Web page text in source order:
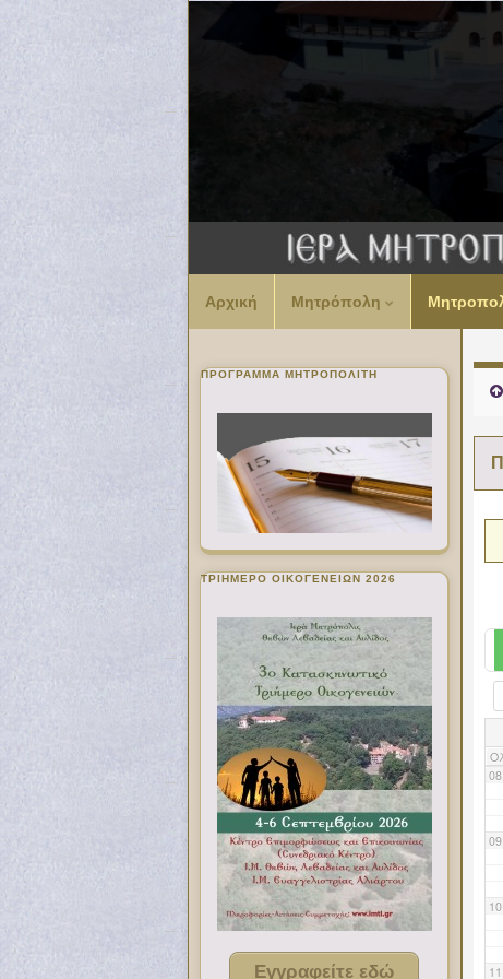
Αρχική Μητρόπολη
ΠΡΌΓΡΑΜΜΑ ΜΗΤΡΟΠΟΛΊΤΗ
ΤΡΙΗΜΕΡΟ ΟΙΚΟΓΕΝΕΙΩΝ 2026
Εγγραφείτε εδώ